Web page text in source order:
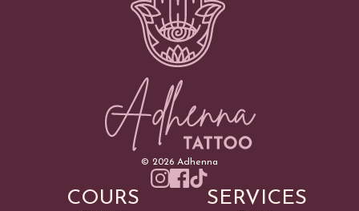
© 2026 Adhenna
SERVICES
COURS